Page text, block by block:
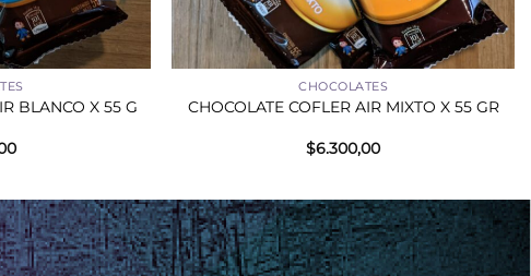
BLANCO X 55 G
CHOCOLATES
CHOCOLATE COFLER AIR MIXTO X 55 GR
$6.300,00